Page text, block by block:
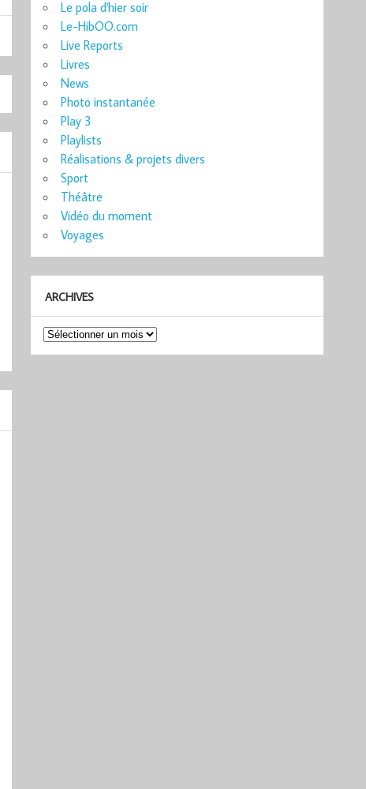
Le pola d'hier soir
Le-HibOO.com
Live Reports
Livres
News
Photo instantanée
Play 3
Playlists
Réalisations & projets divers
Sport
Théâtre
Vidéo du moment
Voyages
ARCHIVES
Archives